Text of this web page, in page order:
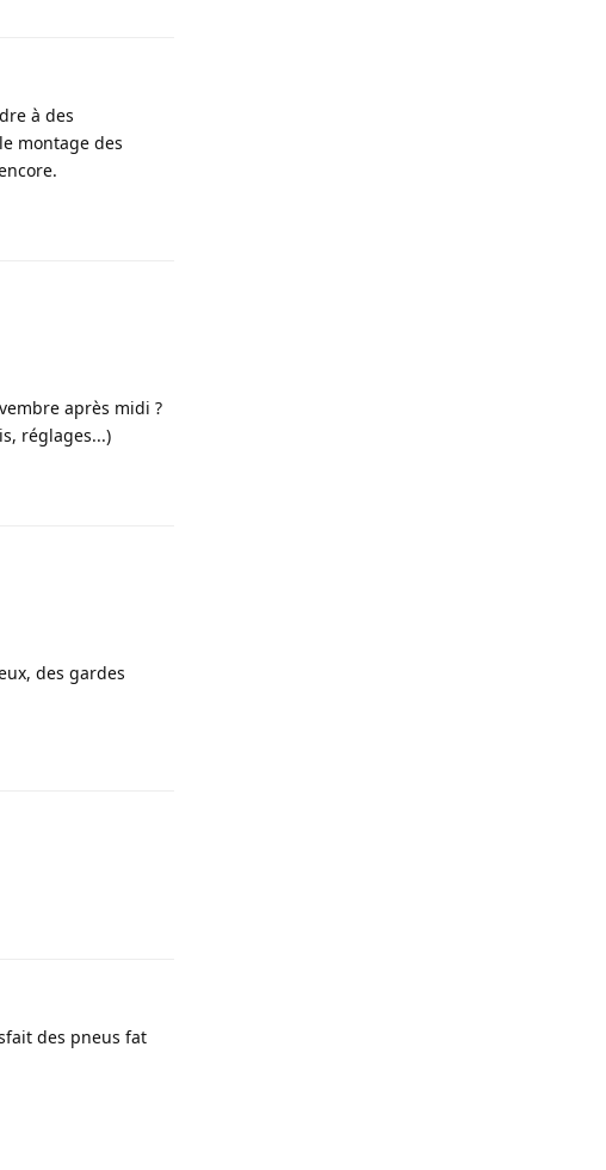
à des
montage des
après midi ?
réglages...)
des gardes
des pneus fat